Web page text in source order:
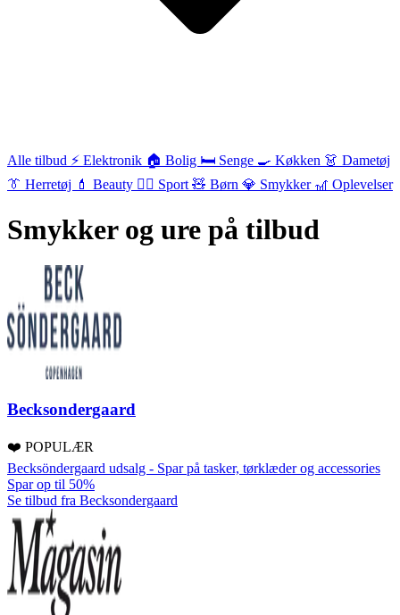
Alle tilbud ⚡ Elektronik 🏠 Bolig 🛏️ Senge 🍳 Køkken 👗 Dametøj
👔 Herretøj 💄 Beauty 🏃‍♂️ Sport🧸 Børn 💎 Smykker 🎢 Oplevelser
Smykker og ure på tilbud
Becksondergaard
❤️ POPULÆR
Becksöndergaard udsalg - Spar på tasker, tørklæder og accessories
Spar op til 50%
Se tilbud fra Becksondergaard